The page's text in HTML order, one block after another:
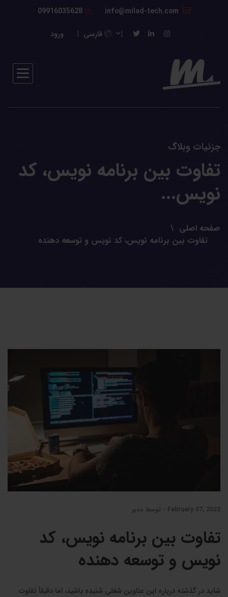
09916035628
فارسی ورود
جزئیات وبلاگ
تفاوت بین برنامه نویس، کد
نویس...
صفحه اصلی
تفاوت بین برنامه نویس، کد نویس و توسعه دهنده
February 07, 2022 - توسط مدیر
تفاوت بین برنامه نویس، کد
نویس و توسعه دهنده
شاید در گذشته درباره این عناوین شغلی شنیده باشید، اما دقیقاً تفاوت